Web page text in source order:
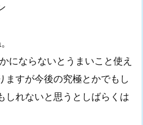
にならないとうまいこと使え
ますが今後の究極とかでもし
しれないと思うとしばらくは